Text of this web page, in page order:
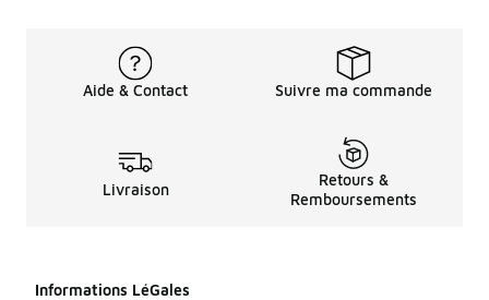
Aide & Contact Suivre ma commande
Livraison
Retours &
Remboursements
Informations LéGales